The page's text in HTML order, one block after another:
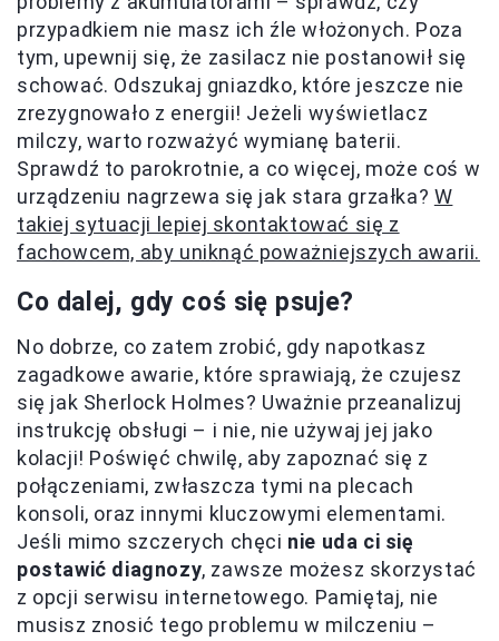
przypadkiem nie masz ich źle włożonych. Poza
tym, upewnij się, że zasilacz nie postanowił się
schować. Odszukaj gniazdko, które jeszcze nie
zrezygnowało z energii! Jeżeli wyświetlacz
milczy, warto rozważyć wymianę baterii.
Sprawdź to parokrotnie, a co więcej, może coś w
urządzeniu nagrzewa się jak stara grzałka? W
takiej sytuacji lepiej skontaktować się z
fachowcem, aby uniknąć poważniejszych awarii.
Co dalej, gdy coś się psuje?
No dobrze, co zatem zrobić, gdy napotkasz
zagadkowe awarie, które sprawiają, że czujesz
się jak Sherlock Holmes? Uważnie przeanalizuj
instrukcję obsługi – i nie, nie używaj jej jako
kolacji! Poświęć chwilę, aby zapoznać się z
połączeniami, zwłaszcza tymi na plecach
konsoli, oraz innymi kluczowymi elementami.
Jeśli mimo szczerych chęci nie uda ci się
postawić diagnozy, zawsze możesz skorzystać
z opcji serwisu internetowego. Pamiętaj, nie
musisz znosić tego problemu w milczeniu –